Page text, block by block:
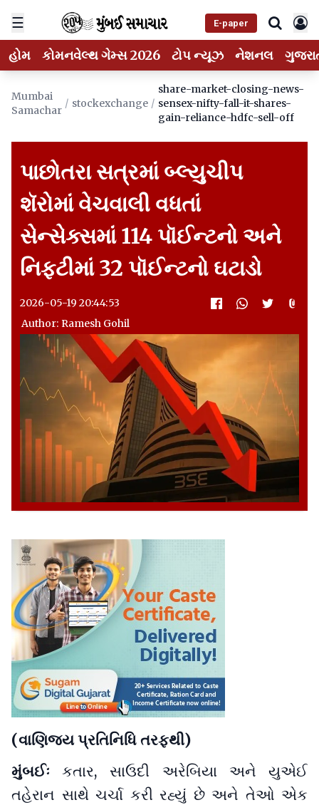
☰ E-paper
હોમ કોમનવેલ્થ ગેમ્સ 2026 ટોપ ન્યૂઝ નેશનલ
Mumbai
Samachar
/ stockexchange /
share-market-closing-news-
sensex-nifty-fall-it-shares-
gain-reliance-hdfc-sell-off
પાછોતરા સત્રમાં બ્લ્યુચીપ
શૅરોમાં વેચવાલી વધતાં
સેન્સેક્સમાં 114 પૉઈન્ટનો અને
નિફ્ટીમાં 32 પૉઈન્ટનો ઘટાડો
2026-05-19 20:44:53
Author: Ramesh Gohil
(વાણિજ્ય પ્રતિનિધિ તરફથી)
મુંબઈઃ કતાર, સાઉદી અરેબિયા અને યુએઈ
તહેરાન સાથે ચર્ચા કરી રહ્યું છે અને તેઓ એક